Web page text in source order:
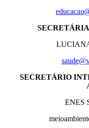
SECRETÁRIO
ENES